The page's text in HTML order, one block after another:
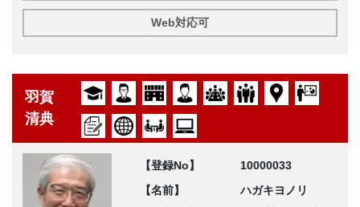
Web対応可
羽賀
清典
【登録No】
10000033
【名前】
ハガキヨノリ